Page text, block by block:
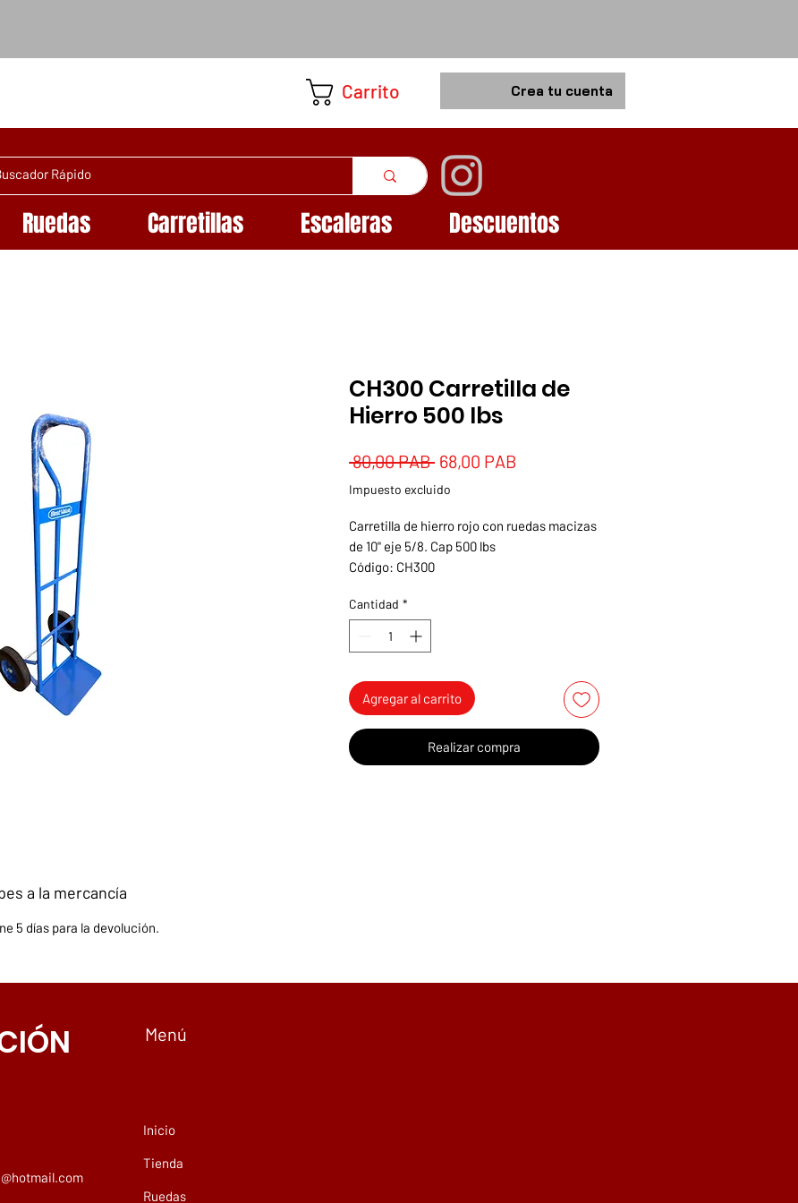
Ruedas Carretillas Escaleras Descuentos
Carrito Crea tu cuenta
CH300 Carretilla de
Hierro 500 lbs
80,00 PAB Precio
68,00 PAB
Impuesto excluido
Carretilla de hierro rojo con ruedas macizas
de 10" eje 5/8. Cap 500 lbs
Código: CH300
Cantidad *
Agregar al carrito
Realizar compra
a la mercancía
5 días para la devolución.
Menú
Inicio
Tienda
Ruedas